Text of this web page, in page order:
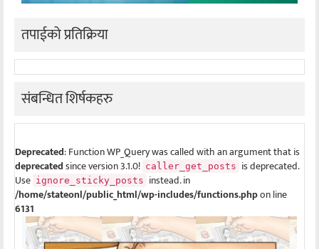
तपाईको प्रतिक्रिया
संबन्धित शिर्षकहरु
Deprecated: Function WP_Query was called with an argument that is
deprecatedsince version 3.1.0! caller_get_posts is deprecated.
Use ignore_sticky_posts instead. in
/home/stateonl/public_html/wp-includes/functions.phpon line
6131